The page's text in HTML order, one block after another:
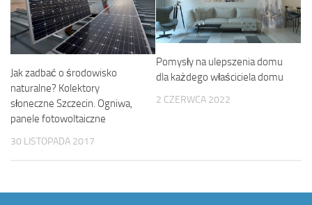
Jak zadbać o środowisko
naturalne? Kolektory
słoneczne Szczecin. Ogniwa,
panele fotowoltaiczne
30 LISTOPADA 2017
Pomysły na ulepszenia domu
dla każdego właściciela domu
2 CZERWCA 2022